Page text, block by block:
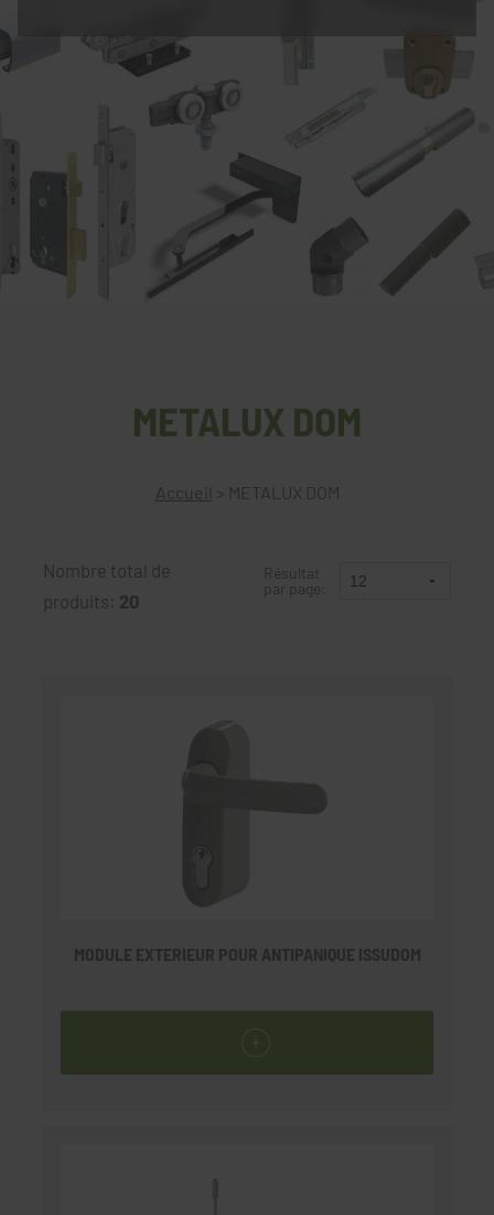
METALUX DOM
Accueil > METALUX DOM
Nombre total de
produits: 20
Résultat
par page:
MODULE EXTERIEUR POUR ANTIPANIQUE ISSUDOM